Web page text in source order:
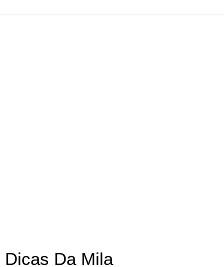
Dicas Da Mila